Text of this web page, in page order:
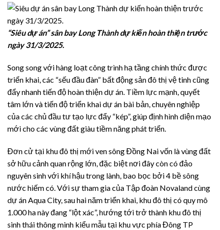
“Siêu dự án” sân bay Long Thành dự kiến hoàn thiện trước
ngày 31/3/2025.
Song song với hàng loạt công trình hạ tầng chính thức được
triển khai, các “sếu đầu đàn” bất động sản đô thị vệ tinh cũng
đẩy nhanh tiến độ hoàn thiện dự án. Tiềm lực mạnh, quyết
tâm lớn và tiến độ triển khai dự án bài bản, chuyên nghiệp
của các chủ đầu tư tạo lực đẩy “kép”, giúp định hình diện mạo
mới cho các vùng đất giàu tiềm năng phát triển.
Đơn cử tại khu đô thị mới ven sông Đồng Nai vốn là vùng đất
sở hữu cảnh quan rộng lớn, đặc biệt nơi đây còn có đảo
nguyên sinh với khí hậu trong lành, bao bọc bởi 4 bề sông
nước hiếm có. Với sự tham gia của Tập đoàn Novaland cùng
dự án Aqua City, sau hai năm triển khai, khu đô thị có quy mô
1.000 ha này đang “lột xác”, hướng tới trở thành khu đô thị
sinh thái thông minh kiểu mẫu tại khu vực phía Đông TP